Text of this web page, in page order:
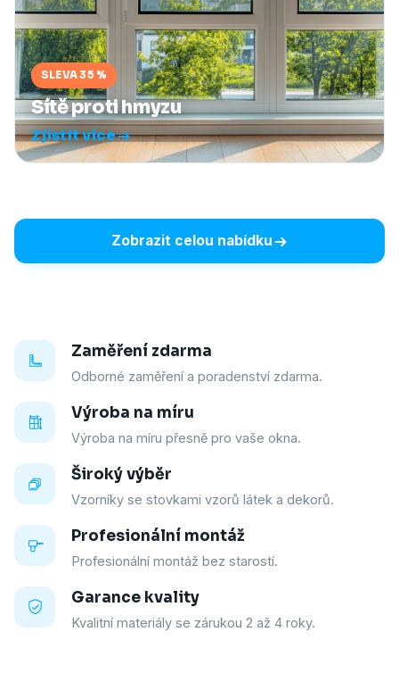
SLEVA 35 %
Sítě proti hmyzu
Zjistit více
Zobrazit celou nabídku
Zaměření zdarma
Odborné zaměření a poradenství zdarma.
Výroba na míru
Výroba na míru přesně pro vaše okna.
Široký výběr
Vzorníky se stovkami vzorů látek a dekorů.
Profesionální montáž
Profesionální montáž bez starostí.
Garance kvality
Kvalitní materiály se zárukou 2 až 4 roky.